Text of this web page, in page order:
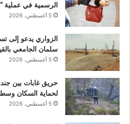
الرسمية في عملية
5 أغسطس، 2026
الزواري يدعو إلى
سلمان الجامعي
5 أغسطس، 2026
حريق غابات بين
لحماية السكان
5 أغسطس، 2026